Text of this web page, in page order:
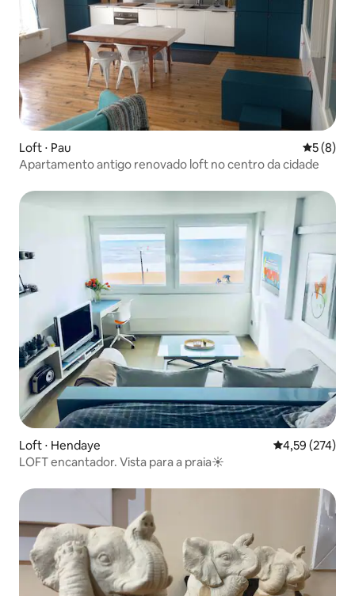
Loft ⋅ Pau 5 de
5 (8)
Apartamento antigo renovado loft no centro da cidade
Loft ⋅ Hendaye 4,59 de uma
4,59 (274)
LOFT encantador. Vista para a praia☀️